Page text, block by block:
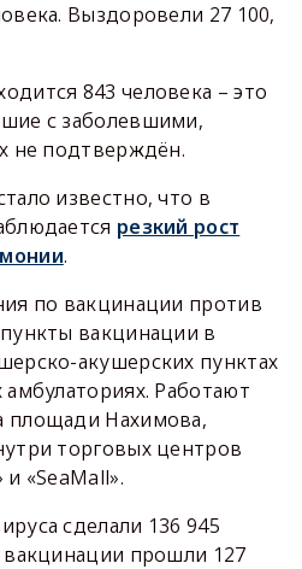
Выздоровели 27 100,
843 человека – это
с заболевшими,
не подтверждён.
известно, что в
резкий рост
.
по вакцинации против
вакцинации в
акушерских пунктах
Работают
площади Нахимова,
торговых центров
«SeaMall».
сделали 136 945
вакцинации прошли 127